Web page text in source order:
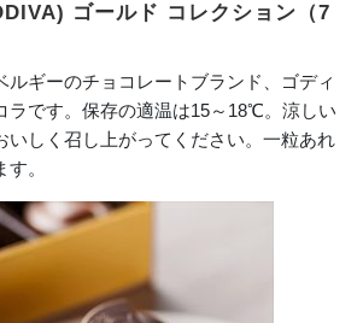
ゴールド コレクション（7
ルギーのチョコレートブランド、ゴディ
ラです。保存の適温は15～18℃。涼しい
いしく召し上がってください。一粒あれ
。